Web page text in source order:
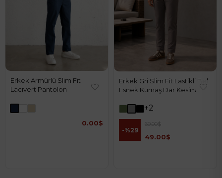
Erkek Armürlü Slim Fit
Lacivert Pantolon
0.00$
Erkek Gri Slim Fit Lastikli Bel
Esnek Kumaş Dar Kesim
+2
%29
49.00$
69.00$